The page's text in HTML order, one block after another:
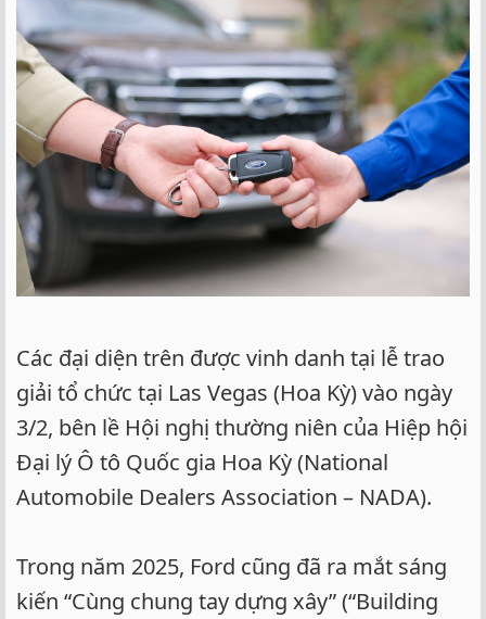
Các đại diện trên được vinh danh tại lễ trao
giải tổ chức tại Las Vegas (Hoa Kỳ) vào ngày
3/2, bên lề Hội nghị thường niên của Hiệp hội
Đại lý Ô tô Quốc gia Hoa Kỳ (National
Automobile Dealers Association – NADA).
Trong năm 2025, Ford cũng đã ra mắt sáng
kiến “Cùng chung tay dựng xây” (“Building